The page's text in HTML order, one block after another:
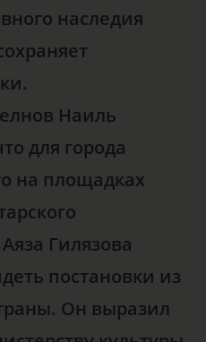
наследия
Наиль
для города
на площадках
Гилязова
постановки из
Он выразил